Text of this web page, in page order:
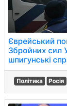
Єврейський
Збройних сил
шпигунські
Політика Росія